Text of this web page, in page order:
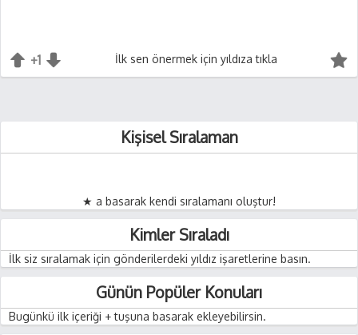
+1 -1
İlk sen önermek için yıldıza tıkla
Kişisel Sıralaman
★ a basarak kendi sıralamanı oluştur!
Kimler Sıraladı
İlk siz sıralamak için gönderilerdeki yıldız işaretlerine basın.
Günün Popüler Konuları
Bugünkü ilk içeriği + tuşuna basarak ekleyebilirsin.